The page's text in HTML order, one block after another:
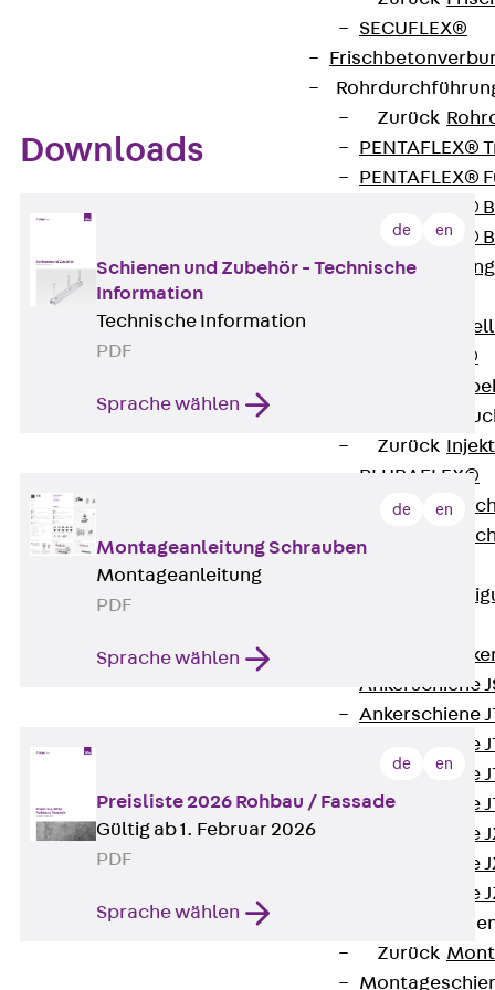
SECUFLEX®
Zurück
PENTAFLEX®
PENTAFLEX®
PENTAFLEX®
SWELLFLEX®
Quellbänder
Zurück
PLURAFLEX®
Ankerschiene
Ankerschiene
Ankerschiene
Ankerschiene
Ankerschiene
Ankerschiene
Ankerschiene
Ankerschiene
Zurück
Downloads
de en
Schienen und Zubehör - Technische
Information
Technische Information
PDF
Sprache wählen
de en
Montageanleitung Schrauben
Montageanleitung
PDF
Sprache wählen
de en
Preisliste 2026 Rohbau / Fassade
Gültig ab 1. Februar 2026
PDF
Sprache wählen